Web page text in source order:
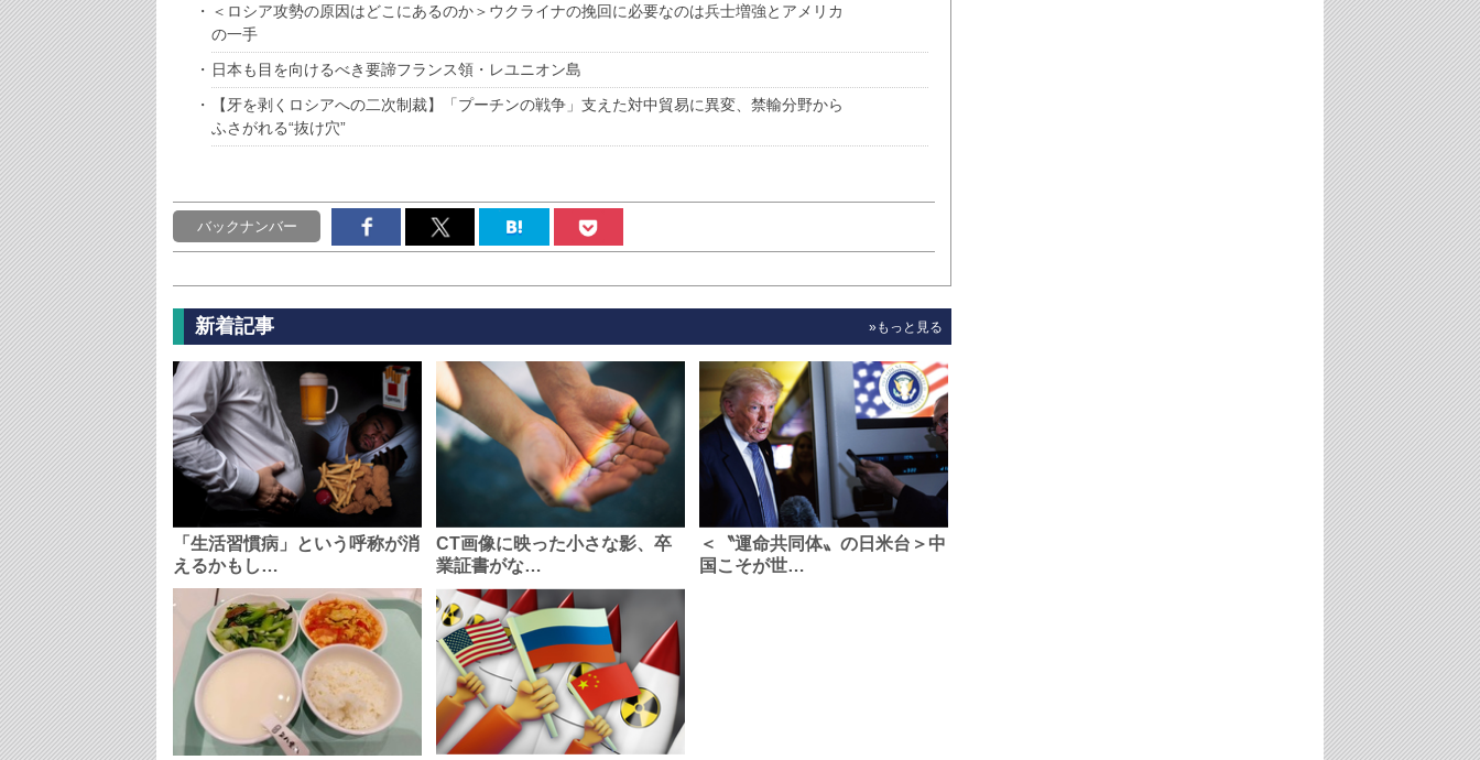
＜ロシア攻勢の原因はどこにあるのか＞ウクライナの挽回に必要なのは兵士増強とアメリカ
の一手
日本も目を向けるべき要諦フランス領・レユニオン島
【牙を剥くロシアへの二次制裁】「プーチンの戦争」支えた対中貿易に異変、禁輸分野から
ふさがれる“抜け穴”
バックナンバー
新着記事 »もっと見る
「生活習慣病」という呼称が消
えるかもし…
CT画像に映った小さな影、卒
業証書がな…
＜〝運命共同体〟の日米台＞中
国こそが世…